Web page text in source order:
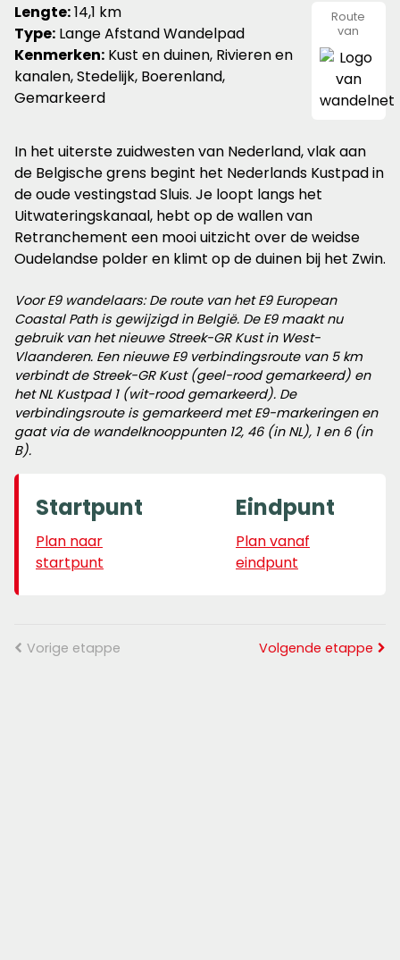
Lengte:14,1 km
Type: Lange Afstand Wandelpad
Kenmerken: Kust en duinen, Rivieren en
kanalen, Stedelijk, Boerenland,
Gemarkeerd
Route
van
In het uiterste zuidwesten van Nederland, vlak aan
de Belgische grens begint het Nederlands Kustpad in
de oude vestingstad Sluis. Je loopt langs het
Uitwateringskanaal, hebt op de wallen van
Retranchement een mooi uitzicht over de weidse
Oudelandse polder en klimt op de duinen bij het Zwin.
Voor E9 wandelaars: De route van het E9 European
Coastal Path is gewijzigd in België. De E9 maakt nu
gebruik van het nieuwe Streek-GR Kust in West-
Vlaanderen. Een nieuwe E9 verbindingsroute van 5 km
verbindt de Streek-GR Kust (geel-rood gemarkeerd) en
het NL Kustpad 1 (wit-rood gemarkeerd). De
verbindingsroute is gemarkeerd met E9-markeringen en
gaat via de wandelknooppunten 12, 46 (in NL), 1 en 6 (in
B).
Startpunt
Plan naar
startpunt
Eindpunt
Plan vanaf
eindpunt
Vorige etappe Volgende etappe